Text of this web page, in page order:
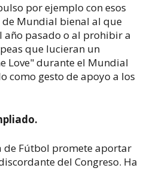
por ejemplo con esos
de Mundial bienal al que
pasado o al prohibir a
que lucieran un
Love" durante el Mundial
como gesto de apoyo a los
de Fútbol promete aportar
del Congreso. Ha